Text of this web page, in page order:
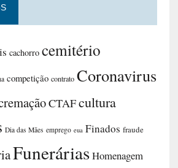
cachorro cemitério
competição contrato Coronavirus
CTAFcultura
Dia das Mães emprego eua Finados fraude
FuneráriasHomenagem